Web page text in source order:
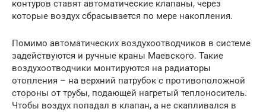
контуров ставят автоматические клапаны, через
которые воздух сбрасывается по мере накопления.
Помимо автоматических воздухоотводчиков в системе
задействуются и ручные краны Маевского. Такие
воздухоотводчики монтируются на радиаторы
отопления – на верхний патрубок с противоположной
стороны от трубы, подающей нагретый теплоноситель.
Чтобы воздух попадал в клапан, а не скапливался в